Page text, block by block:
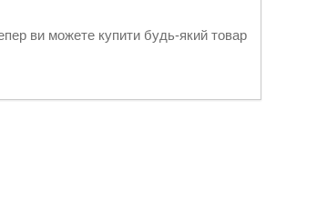
ви можете купити будь-який товар